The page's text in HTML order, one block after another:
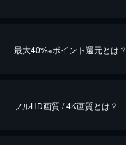
最大40%※ポイント還元とは？
フルHD画質 / 4K画質とは？